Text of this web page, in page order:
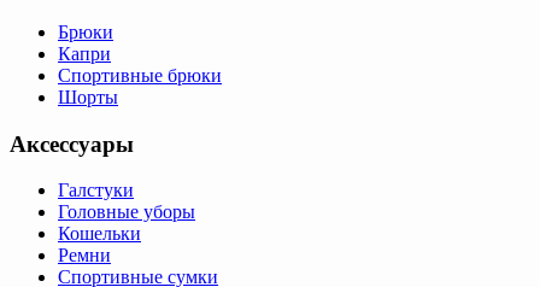
Брюки
Капри
Спортивные брюки
Шорты
Аксессуары
Галстуки
Головные уборы
Кошельки
Ремни
Спортивные сумки